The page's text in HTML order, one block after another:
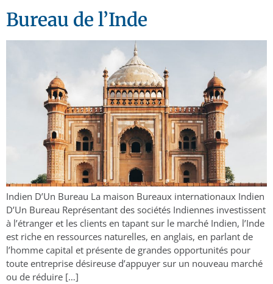
Bureau de l’Inde
Indien D’Un Bureau La maison Bureaux internationaux Indien
D’Un Bureau Représentant des sociétés Indiennes investissent
à l’étranger et les clients en tapant sur le marché Indien, l’Inde
est riche en ressources naturelles, en anglais, en parlant de
l’homme capital et présente de grandes opportunités pour
toute entreprise désireuse d’appuyer sur un nouveau marché
ou de réduire […]